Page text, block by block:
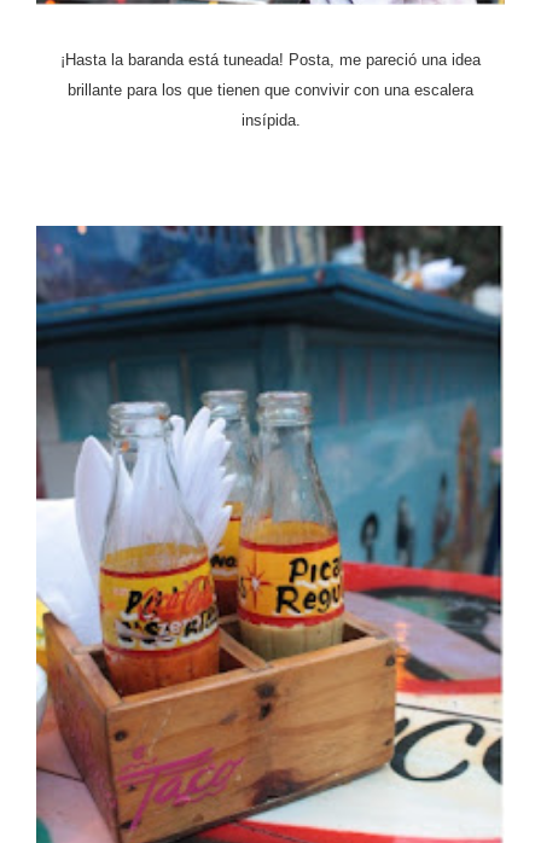
¡Hasta la baranda está tuneada! Posta, me pareció una idea
brillante para los que tienen que convivir con una escalera
insípida.